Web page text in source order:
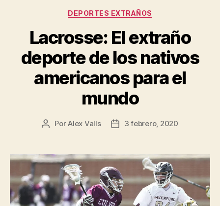
olímpico!”
Categorías
DEPORTES EXTRAÑOS
Lacrosse: El extraño
deporte de los nativos
americanos para el
mundo
Autor
entrada
PorAlex Valls
Fecha
entrada
3 febrero, 2020